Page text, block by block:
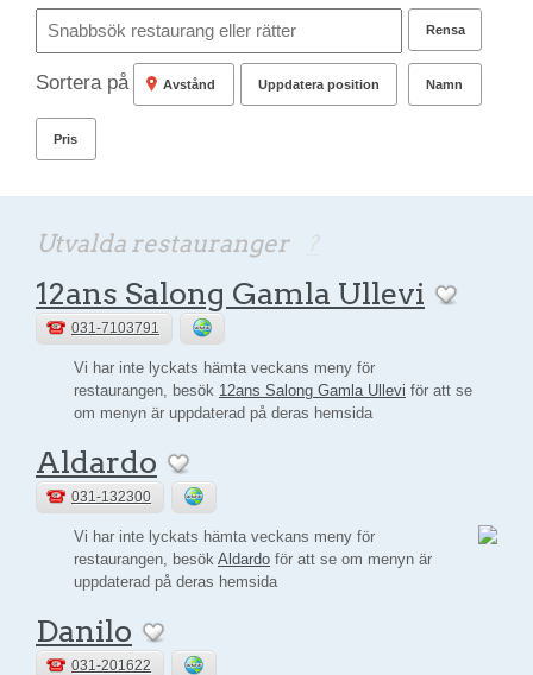
Rensa
Sortera på Avstånd Uppdatera position Namn
Pris
Utvalda restauranger ?
12ans Salong Gamla Ullevi
031-7103791
Vi har inte lyckats hämta veckans meny för
restaurangen, besök 12ans Salong Gamla Ullevi för att se
om menyn är uppdaterad på deras hemsida
Aldardo
031-132300
Vi har inte lyckats hämta veckans meny för
restaurangen, besök Aldardo för att se om menyn är
uppdaterad på deras hemsida
Danilo
031-201622